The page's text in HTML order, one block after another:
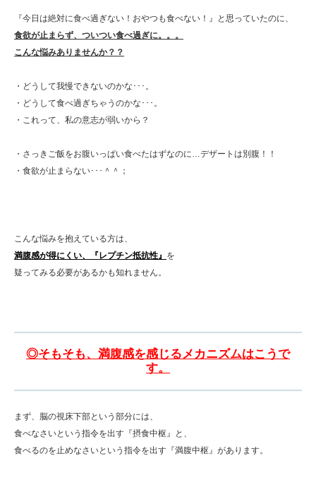
『今日は絶対に食べ過ぎない！おやつも食べない！』と思っていたのに、
食欲が止まらず、ついつい食べ過ぎに。。。
こんな悩みありませんか？？
・どうして我慢できないのかな･･･。
・どうして食べ過ぎちゃうのかな･･･。
・これって、私の意志が弱いから？
・さっきご飯をお腹いっぱい食べたはずなのに…デザートは別腹！！
・食欲が止まらない･･･＾＾；
こんな悩みを抱えている方は、
満腹感が得にくい、『レプチン抵抗性』 を
疑ってみる必要があるかも知れません。
◎そもそも、満腹感を感じるメカニズムはこうで
す。
まず、脳の視床下部という部分には、
食べなさいという指令を出す『摂食中枢』と、
食べるのを止めなさいという指令を出す『満腹中枢』があります。